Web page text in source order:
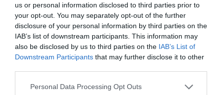
us or personal information disclosed to third parties prior to
your opt-out. You may separately opt-out of the further
disclosure of your personal information by third parties on the
IAB’s list of downstream participants. This information may
also be disclosed by us to third parties on the IAB’s List of
Downstream Participants that may further disclose it to other
Please note that this website/app uses one or more Google
Personal Data Processing Opt Outs
HOGYAN HAT KÖZÉP-EURÓPA POLITIKÁJÁRA AZ UKRÁN
HÁBORÚ?
2022. március 08|Mindenki ügye
A lengyel biztonságpolitikai felfogás hagyományosan arra alapul,
hogy saját biztonságuk elérése és megtartása érdekében más
nem-regionális országokhoz, illetve multilaterális szervezetekhez
fordu...